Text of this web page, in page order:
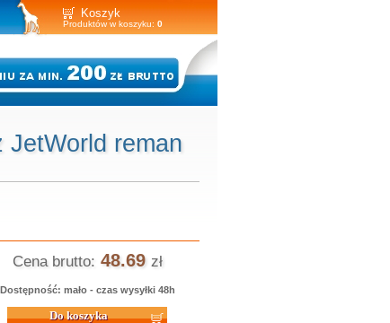
Koszyk
Produktów w koszyku: 0
reman
Cena brutto: 48.69 zł
Dostępność: mało - czas wysyłki 48h